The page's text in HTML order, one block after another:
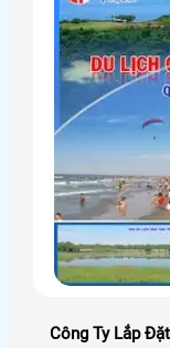
Công Ty Lắp